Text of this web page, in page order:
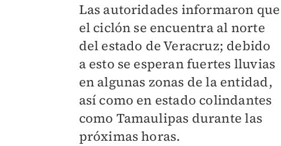
Las autoridades informaron que
el ciclón se encuentra al norte
del estado de Veracruz; debido
a esto se esperan fuertes lluvias
en algunas zonas de la entidad,
así como en estado colindantes
como Tamaulipas durante las
próximas horas.